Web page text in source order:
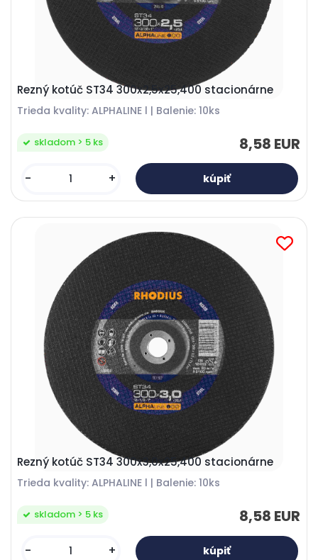
Rezný kotúč ST34 300x2,5x25,400 stacionárne
Trieda kvality: ALPHALINE l | Balenie: 10ks
8,58 EUR
skladom > 5 ks
- +
Rezný kotúč ST34 300x3,0x25,400 stacionárne
Trieda kvality: ALPHALINE l | Balenie: 10ks
8,58 EUR
skladom > 5 ks
- +